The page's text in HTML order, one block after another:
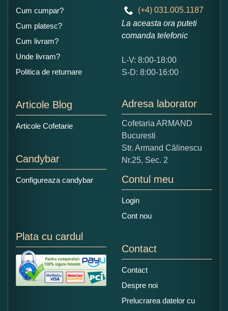
Cum cumpar?
Cum platesc?
Cum livram?
Unde livram?
Politica de returnare
Articole Blog
Articole Cofetarie
Candybar
Configureaza candybar
(+4) 031.005.1187
La aceasta ora puteti
comanda telefonic
L-V: 8:00-18:00
S-D: 8:00-16:00
Adresa laborator
Cofetaria ARMAND
Bucuresti
Str. Armand Călinescu
Nr.25, Sec. 2
Contul meu
Login
Cont nou
Plata cu cardul
Contact
Contact
Despre noi
Prelucrarea datelor cu